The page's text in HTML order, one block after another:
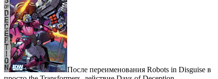
После переименования Robots in Disguise в